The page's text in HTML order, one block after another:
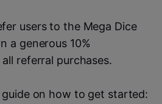
users to the Mega Dice
a generous 10%
referral purchases.
guide on how to get started: